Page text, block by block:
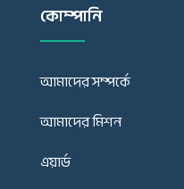
কোম্পানি
আমাদের সম্পর্কে
আমাদের মিশন
এয়ার্ড